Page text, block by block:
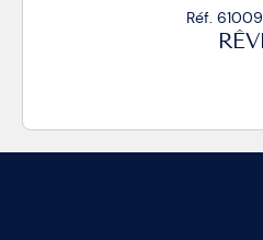
Réf. 61009.01 CA
RÊVE